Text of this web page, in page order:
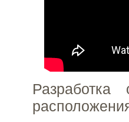
Разработка